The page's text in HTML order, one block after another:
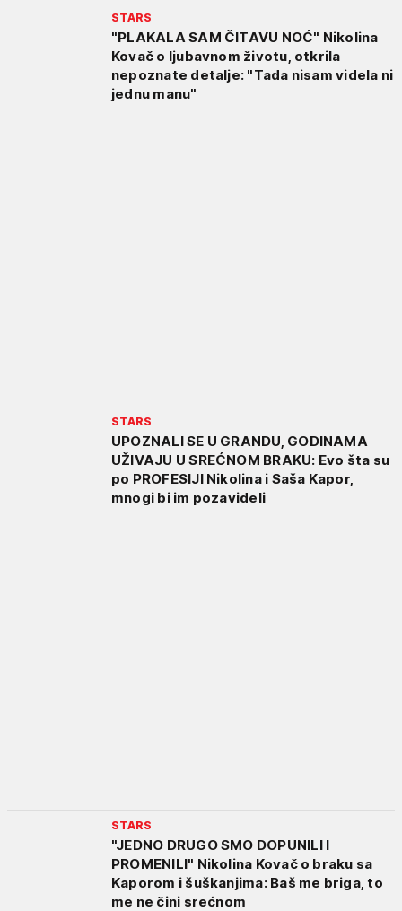
STARS
"PLAKALA SAM ČITAVU NOĆ" Nikolina
Kovač o ljubavnom životu, otkrila
nepoznate detalje: "Tada nisam videla ni
jednu manu"
STARS
UPOZNALI SE U GRANDU, GODINAMA
UŽIVAJU U SREĆNOM BRAKU: Evo šta su
po PROFESIJI Nikolina i Saša Kapor,
mnogi bi im pozavideli
STARS
"JEDNO DRUGO SMO DOPUNILI I
PROMENILI" Nikolina Kovač o braku sa
Kaporom i šuškanjima: Baš me briga, to
me ne čini srećnom